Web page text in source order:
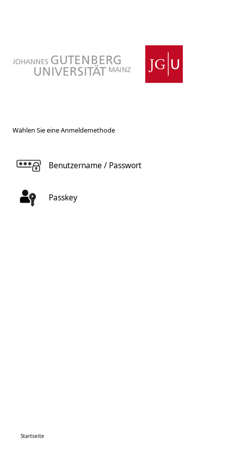
Wählen Sie eine Anmeldemethode
Benutzername / Passwort
Passkey
Startseite